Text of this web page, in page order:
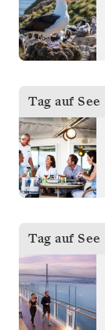
Tag auf See
Tag auf See